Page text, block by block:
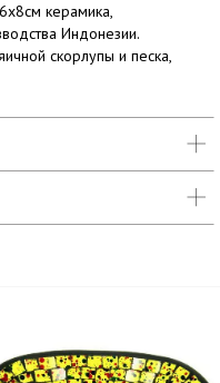
керамика,
Индонезии.
скорлупы и песка,